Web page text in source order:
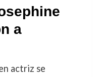
a
actriz se